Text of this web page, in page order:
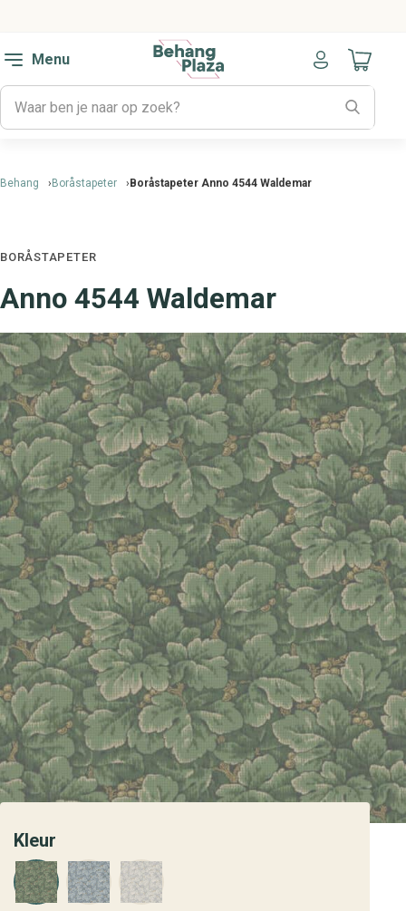
Menu
Naar
Behang Boråstapeter Boråstapeter Anno 4544 Waldemar
BORÅSTAPETER
Anno 4544 Waldemar
Kleur